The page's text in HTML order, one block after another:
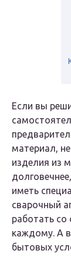
Если вы
материал,
изделия из
иметь
сварочный
работать со
каждому. А
бытовых